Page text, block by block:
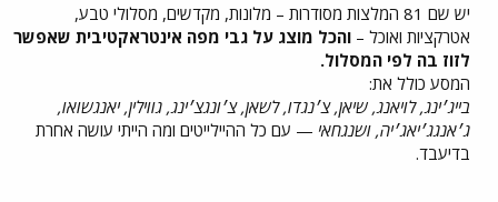
יש שם 81 המלצות מסודרות – מלונות, מקדשים, מסלולי טבע,
אטרקציות ואוכל – והכל מוצג על גבי מפה אינטראקטיבית שאפשר
לזוז בה לפי המסלול.
המסע כולל את:
בייג׳ינג, לויאנג, שיאן, צ׳נגדו, לשאן, צ׳ונגצ׳ינג, גווילין, יאנגשואו,
ג׳אנגג׳יאג׳יה, ושנגחאי — עם כל ההיילייטים ומה הייתי עושה אחרת
בדיעבד.